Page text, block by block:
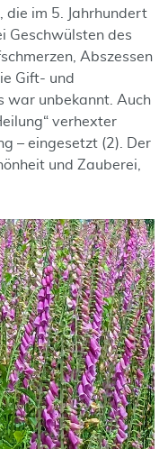
die im 5. Jahrhundert
Geschwülsten des
Abszessen
Gift- und
war unbekannt. Auch
verhexter
– eingesetzt (2). Der
und Zauberei,